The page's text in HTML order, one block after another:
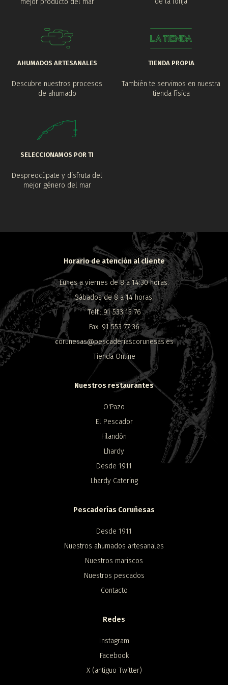
mejor producto del mar
AHUMADOS ARTESANALES
Descubre nuestros procesos
de ahumado
TIENDA PROPIA
También te servimos en nuestra
tienda física
SELECCIONAMOS POR TI
Despreocúpate y disfruta del
mejor género del mar
Horario de atención al cliente
Lunes a viernes de 8 a 14:30 horas.
Sábados de 8 a 14 horas.
Telf.: 91 533 15 76
Fax: 91 553 77 36
corunesas@pescaderiascorunesas.es
Tienda Online
Nuestros restaurantes
O'Pazo
El Pescador
Filandón
Lhardy
Desde 1911
Lhardy Catering
Pescaderías Coruñesas
Desde 1911
Nuestros ahumados artesanales
Nuestros mariscos
Nuestros pescados
Contacto
Redes
Instagram
Facebook
X (antiguo Twitter)